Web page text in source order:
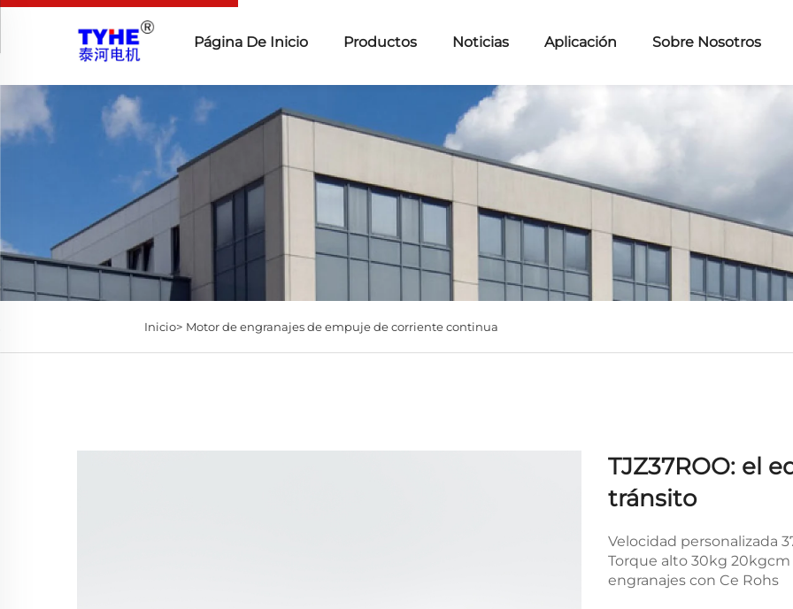
Página De Inicio Productos Noticias Aplicación Sobre Nosotros
Inicio> Motor de engranajes de empuje de corriente continua
TJZ37ROO: el
tránsito
Velocidad personalizada
Torque alto 30kg
engranajes con Ce Rohs